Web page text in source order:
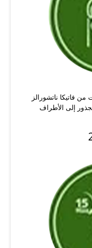
فاتيكا ناتشورالز
إلى الأطراف